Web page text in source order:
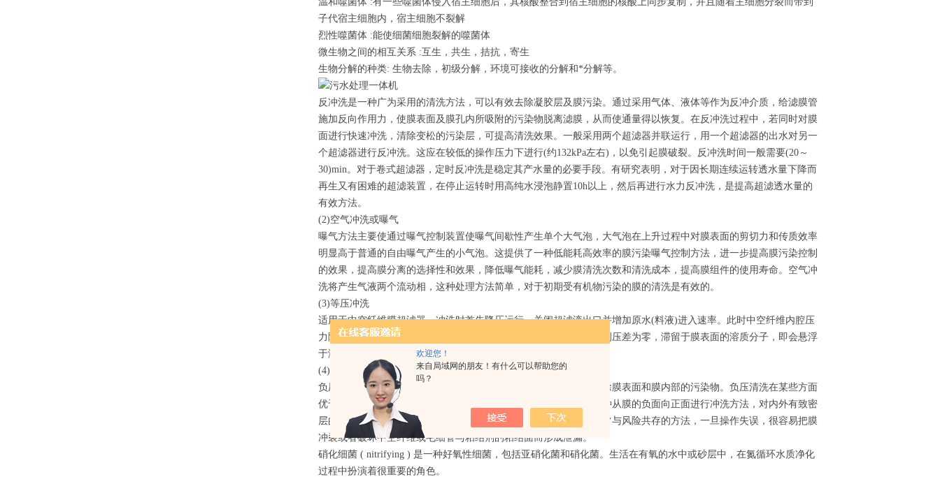
欢迎您！
来自局域网的朋友！有什么可以帮助您的
吗？
子代宿主细胞内，宿主细胞不裂解
烈性噬菌体 :能使细菌细胞裂解的噬菌体
微生物之间的相互关系 :互生，共生，拮抗，寄生
生物分解的种类: 生物去除，初级分解，环境可接收的分解和*分解等。
反冲洗是一种广为采用的清洗方法，可以有效去除凝胶层及膜污染。通过采用气体、液体等作为反冲介质，给滤膜管
施加反向作用力，使膜表面及膜孔内所吸附的污染物脱离滤膜，从而使通量得以恢复。在反冲洗过程中，若同时对膜
面进行快速冲洗，清除变松的污染层，可提高清洗效果。一般采用两个超滤器并联运行，用一个超滤器的出水对另一
个超滤器进行反冲洗。这应在较低的操作压力下进行(约132kPa左右)，以免引起膜破裂。反冲洗时间一般需要(20～
30)min。对于卷式超滤器，定时反冲洗是稳定其产水量的必要手段。有研究表明，对于因长期连续运转透水量下降而
再生又有困难的超滤装置，在停止运转时用高纯水浸泡静置10h以上，然后再进行水力反冲洗，是提高超滤透水量的
有效方法。
(2)空气冲洗或曝气
曝气方法主要使通过曝气控制装置使曝气间歇性产生单个大气泡，大气泡在上升过程中对膜表面的剪切力和传质效率
明显高于普通的自由曝气产生的小气泡。这提供了一种低能耗高效率的膜污染曝气控制方法，进一步提高膜污染控制
的效果，提高膜分离的选择性和效果，降低曝气能耗，减少膜清洗次数和清洗成本，提高膜组件的使用寿命。空气冲
洗将产生气液两个流动相，这种处理方法简单，对于初期受有机物污染的膜的清洗是有效的。
(3)等压冲洗
适用于中空纤维膜超滤器。冲洗时首先降压运行，关闭超滤液出口并增加原水(料液)进入速率。此时中空纤维内腔压
力随之上升，直至达到与中空纤维外侧腔体操作压力相等，使膜两侧压差为零，滞留于膜表面的溶质分子，即会悬浮
于溶液中并随浓缩液排出。
(4)负压清洗
负压清洗是通过一定的真空抽吸，在膜的功能面侧形成负压，以去除膜表面和膜内部的污染物。负压清洗在某些方面
优于等压清洗和低压高流速清洗法。其中的负压反向冲洗法，是一种从膜的负面向正面进行冲洗方法，对内外有致密
层的中空纤维或毛细管超滤膜是比较适宜的。这是一种行之有效但常与风险共存的方法，一旦操作失误，很容易把膜
冲裂或者破坏中空纤维或毛细管与粘结剂的粘结面而形成泄漏。
硝化细菌 ( nitrifying ) 是一种好氧性细菌，包括亚硝化菌和硝化菌。生活在有氧的水中或砂层中，在氮循环水质净化
过程中扮演着很重要的角色。